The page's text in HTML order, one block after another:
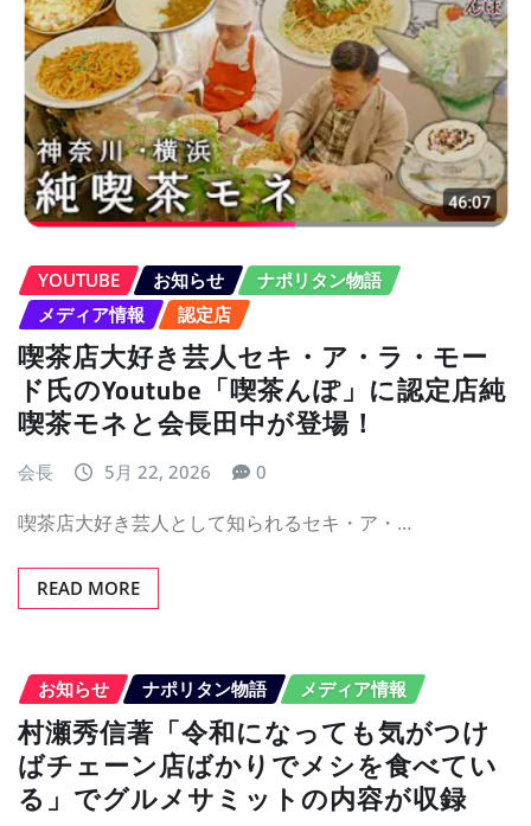
YOUTUBE お知らせ
ナポリタン物語
メディア情報
認定店
喫茶店大好き芸人セキ・ア・ラ・モー
ド氏のYoutube「喫茶んぽ」に認定店純
喫茶モネと会長田中が登場！
会長 5月 22, 2026 0
喫茶店大好き芸人として知られるセキ・ア・…
READ MORE
お知らせ ナポリタン物語 メディア情報
村瀬秀信著「令和になっても気がつけ
ばチェーン店ばかりでメシを食べてい
る」でグルメサミットの内容が収録